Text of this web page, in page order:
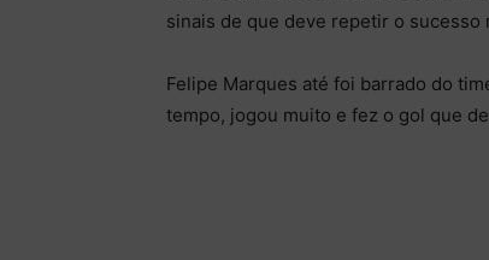
sinais de que deve repetir o sucesso
Felipe Marques até foi barrado do
tempo, jogou muito e fez o gol que